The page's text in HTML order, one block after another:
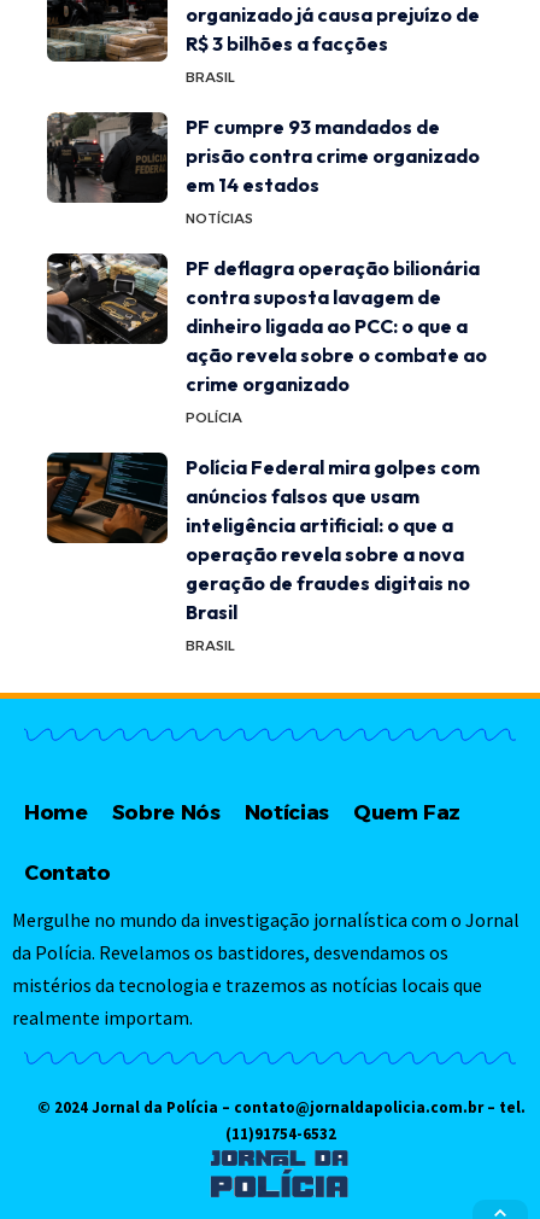
organizado já causa prejuízo de
R$ 3 bilhões a facções
BRASIL
PF cumpre 93 mandados de
prisão contra crime organizado
em 14 estados
NOTÍCIAS
PF deflagra operação bilionária
contra suposta lavagem de
dinheiro ligada ao PCC: o que a
ação revela sobre o combate ao
crime organizado
POLÍCIA
Polícia Federal mira golpes com
anúncios falsos que usam
inteligência artificial: o que a
operação revela sobre a nova
geração de fraudes digitais no
Brasil
BRASIL
Home Sobre Nós Notícias Quem Faz
Contato
Mergulhe no mundo da investigação jornalística com o Jornal
da Polícia. Revelamos os bastidores, desvendamos os
mistérios da tecnologia e trazemos as notícias locais que
realmente importam.
© 2024 Jornal da Polícia – contato@jornaldapolicia.com.br– tel.
(11)91754-6532